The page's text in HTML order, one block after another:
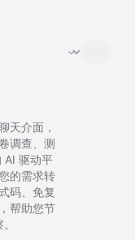
⌄
天介面，
调查、测
AI 驱动平
的需求转
码、免复
帮助您节